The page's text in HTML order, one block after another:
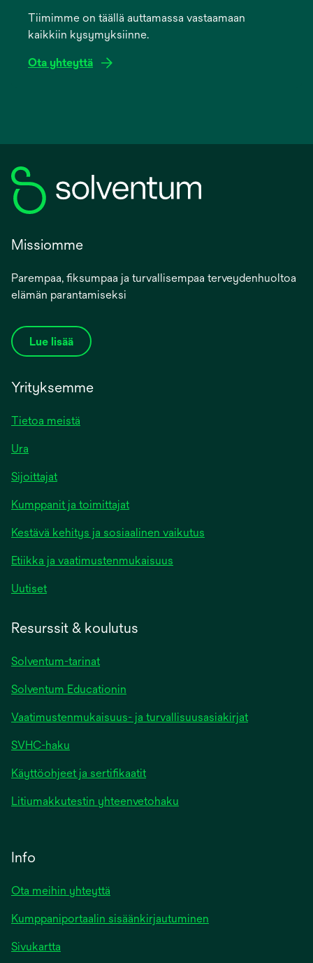
newTiimimme on täällä auttamassa vastaamaan
kaikkiin kysymyksiinne.
Ota yhteyttä
Missiomme
Parempaa, fiksumpaa ja turvallisempaa terveydenhuoltoa
elämän parantamiseksi
Lue lisää
Yrityksemme
Tietoa meistä
Ura
Sijoittajat
Kumppanit ja toimittajat
Kestävä kehitys ja sosiaalinen vaikutus
Etiikka ja vaatimustenmukaisuus
Uutiset
Resurssit & koulutus
Solventum-tarinat
Solventum Educationin
Vaatimustenmukaisuus- ja turvallisuusasiakirjat
SVHC-haku
Käyttöohjeet ja sertifikaatit
Litiumakkutestin yhteenvetohaku
Info
Ota meihin yhteyttä
Kumppaniportaalin sisäänkirjautuminen
Sivukartta